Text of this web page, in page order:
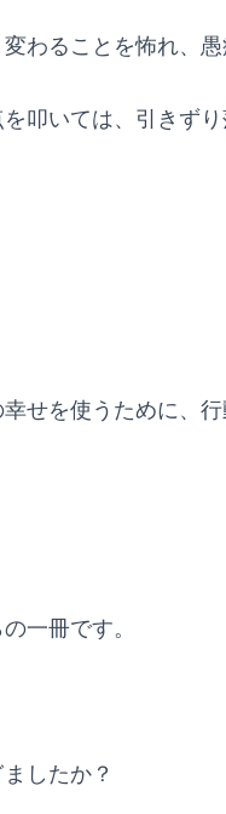
わることを怖れ、愚
叩いては、引きずり
せを使うために、行
一冊です。
したか？